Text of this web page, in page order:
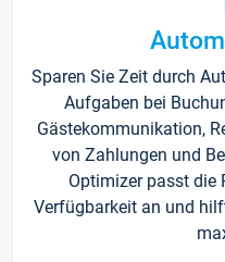
Sparen Sie Zeit durch
Aufgaben bei
Gästekommunikation,
von Zahlungen und
Optimizer passt die
Verfügbarkeit an und